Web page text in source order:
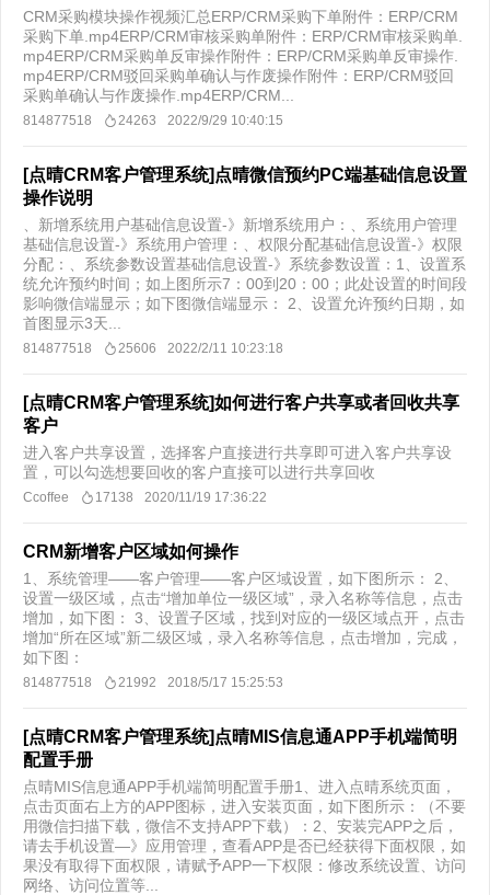
CRM采购模块操作视频汇总ERP/CRM采购下单附件：ERP/CRM
采购下单.mp4ERP/CRM审核采购单附件：ERP/CRM审核采购单.
mp4ERP/CRM采购单反审操作附件：ERP/CRM采购单反审操作.
mp4ERP/CRM驳回采购单确认与作废操作附件：ERP/CRM驳回
采购单确认与作废操作.mp4ERP/CRM...
814877518 24263 2022/9/29 10:40:15
[点晴CRM客户管理系统]点晴微信预约PC端基础信息设置
操作说明
、新增系统用户基础信息设置-》新增系统用户：、系统用户管理
基础信息设置-》系统用户管理：、权限分配基础信息设置-》权限
分配：、系统参数设置基础信息设置-》系统参数设置：1、设置系
统允许预约时间；如上图所示7：00到20：00；此处设置的时间段
影响微信端显示；如下图微信端显示： 2、设置允许预约日期，如
首图显示3天...
814877518 25606 2022/2/11 10:23:18
[点晴CRM客户管理系统]如何进行客户共享或者回收共享
客户
进入客户共享设置，选择客户直接进行共享即可进入客户共享设
置，可以勾选想要回收的客户直接可以进行共享回收
Ccoffee 17138 2020/11/19 17:36:22
CRM新增客户区域如何操作
1、系统管理——客户管理——客户区域设置，如下图所示： 2、
设置一级区域，点击“增加单位一级区域”，录入名称等信息，点击
增加，如下图： 3、设置子区域，找到对应的一级区域点开，点击
增加“所在区域”新二级区域，录入名称等信息，点击增加，完成，
如下图：
814877518 21992 2018/5/17 15:25:53
[点晴CRM客户管理系统]点晴MIS信息通APP手机端简明
配置手册
点晴MIS信息通APP手机端简明配置手册1、进入点晴系统页面，
点击页面右上方的APP图标，进入安装页面，如下图所示：（不要
用微信扫描下载，微信不支持APP下载）：2、安装完APP之后，
请去手机设置—》应用管理，查看APP是否已经获得下面权限，如
果没有取得下面权限，请赋予APP一下权限：修改系统设置、访问
网络、访问位置等...